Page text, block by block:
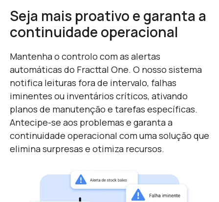
Seja mais proativo e garanta a
continuidade operacional
Mantenha o controlo com as alertas
automáticas do Fracttal One. O nosso sistema
notifica leituras fora de intervalo, falhas
iminentes ou inventários críticos, ativando
planos de manutenção e tarefas específicas.
Antecipe-se aos problemas e garanta a
continuidade operacional com uma solução que
elimina surpresas e otimiza recursos.